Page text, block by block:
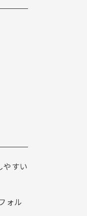
やすい
ォル